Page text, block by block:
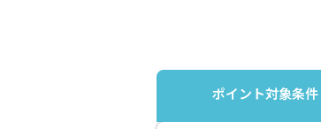
ポイント対象条件